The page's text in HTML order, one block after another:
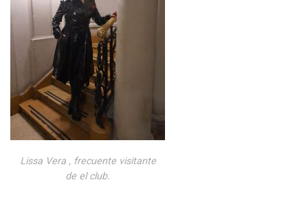
Lissa Vera , frecuente visitante
de el club.